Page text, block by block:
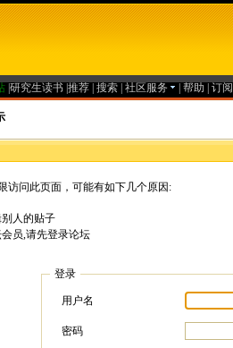
研究生读书 推荐 搜索 社区服务 帮助 订
访问此页面，可能有如下几个原因:
人的贴子
员,请先登录论坛
登录
用户名
密码